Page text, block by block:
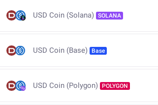
USD Coin (Solana) SOLANA
USD Coin (Base) Base
USD Coin (Polygon) POLYGON